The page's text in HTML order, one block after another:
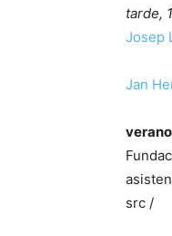
tarde,
Josep
Jan
src /